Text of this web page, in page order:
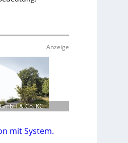
Anzeige
& Co. KG
mit System.